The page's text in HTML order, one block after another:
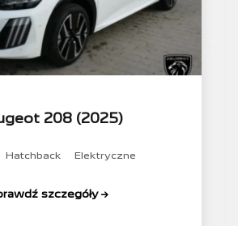
208 (2025)
Hatchback Elektryczne
szczegóły →